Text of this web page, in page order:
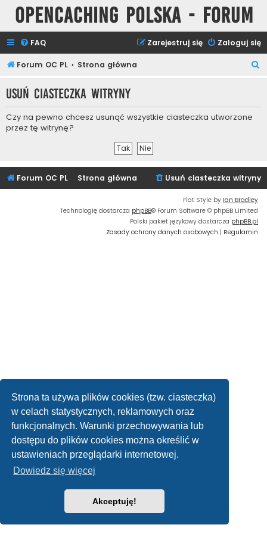
Strona ta używa plików cookies (tzw. ciasteczka)
w celach statystycznych, reklamowych oraz
funkcjonalnych. Warunki przechowywania lub
dostępu do plików cookies można określić w
ustawieniach przeglądarki internetowej.
Dowiedz się więcej
Akceptuję!
Opencaching Polska - Forum
FAQ Zaloguj się
Zarejestruj się
Forum OC PL Strona główna
k
Usuń ciasteczka witryny
Czy na pewno chcesz usunąć wszystkie ciasteczka utworzone
przez tę witrynę?
Forum OC PL Strona główna Usuń ciasteczka witryny
Flat Style by Ian Bradley
Technologię dostarcza phpBB® Forum Software © phpBB Limited
Polski pakiet językowy dostarcza phpBB.pl
Zasady ochrony danych osobowych | Regulamin